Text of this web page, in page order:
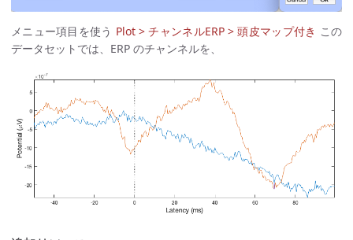
メニュー項目を使う Plot > チャンネルERP > 頭皮マップ付き この
データセットでは、ERP のチャンネルを、